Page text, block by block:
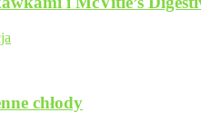
chłody